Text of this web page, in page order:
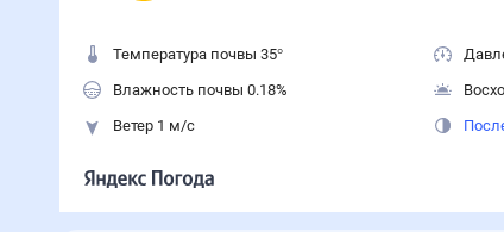
Температура почвы 35°
Влажность почвы 0.18%
Ветер 1 м/с